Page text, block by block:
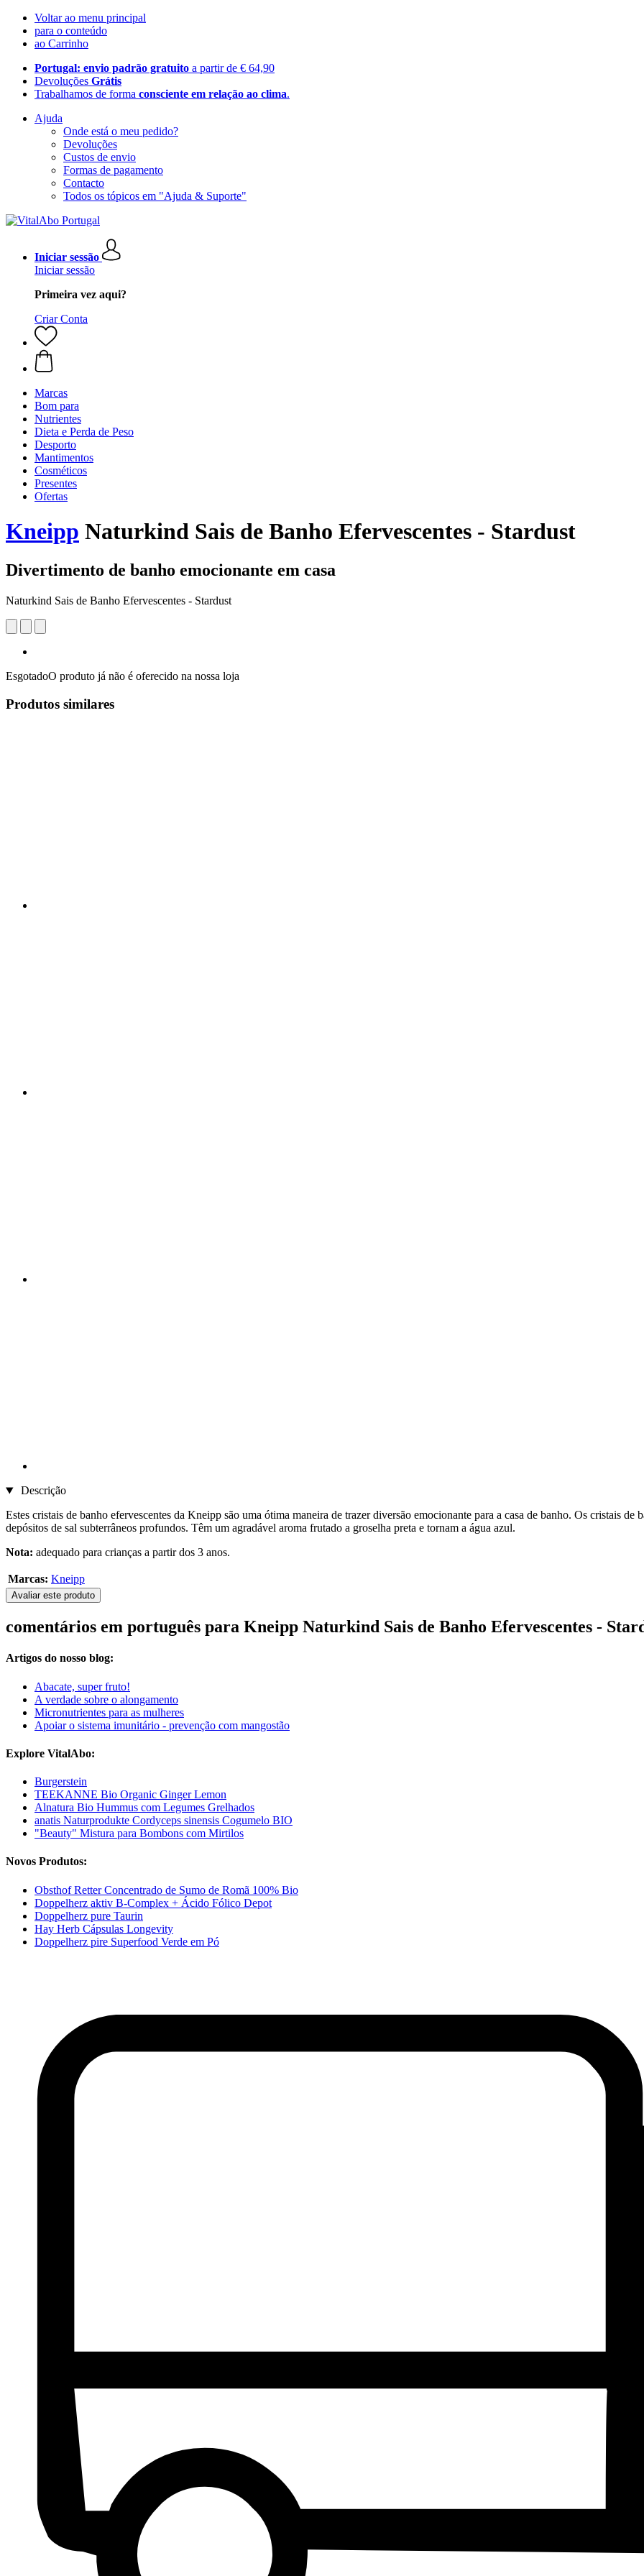
Voltar ao menu principal
para o conteúdo
ao Carrinho
Portugal: envio padrão gratuito a partir de € 64,90
Devoluções Grátis
Trabalhamos de forma consciente em relação ao clima.
Ajuda
Onde está o meu pedido?
Devoluções
Custos de envio
Formas de pagamento
Contacto
Todos os tópicos em "Ajuda & Suporte"
Iniciar sessão
Iniciar sessão
Primeira vez aqui?
Criar Conta
Marcas
Bom para
Nutrientes
Dieta e Perda de Peso
Desporto
Mantimentos
Cosméticos
Presentes
Ofertas
Kneipp Naturkind Sais de Banho Efervescentes - Stardust
Divertimento de banho emocionante em casa
Naturkind Sais de Banho Efervescentes - Stardust
EsgotadoO produto já não é oferecido na nossa loja
Produtos similares
Descrição
Estes cristais de banho efervescentes da Kneipp são uma ótima maneira de trazer diversão emocionante para a casa de banho. Os cristais de
depósitos de sal subterrâneos profundos. Têm um agradável aroma frutado a groselha preta e tornam a água azul.
Nota: adequado para crianças a partir dos 3 anos.
Marcas: Kneipp
Avaliar este produto
comentários em português para Kneipp Naturkind Sais de Banho Efervescentes -
Artigos do nosso blog:
Abacate, super fruto!
A verdade sobre o alongamento
Micronutrientes para as mulheres
Apoiar o sistema imunitário - prevenção com mangostão
Explore VitalAbo:
Burgerstein
TEEKANNE Bio Organic Ginger Lemon
Alnatura Bio Hummus com Legumes Grelhados
anatis Naturprodukte Cordyceps sinensis Cogumelo BIO
"Beauty" Mistura para Bombons com Mirtilos
Novos Produtos:
Obsthof Retter Concentrado de Sumo de Romã 100% Bio
Doppelherz aktiv B-Complex + Ácido Fólico Depot
Doppelherz pure Taurin
Hay Herb Cápsulas Longevity
Doppelherz pire Superfood Verde em Pó